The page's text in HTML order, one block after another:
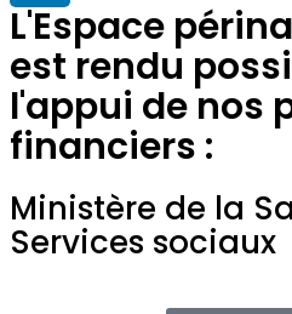
L'Espace
est rendu
l'appui de nos
financiers :
Ministère de la
Services sociaux